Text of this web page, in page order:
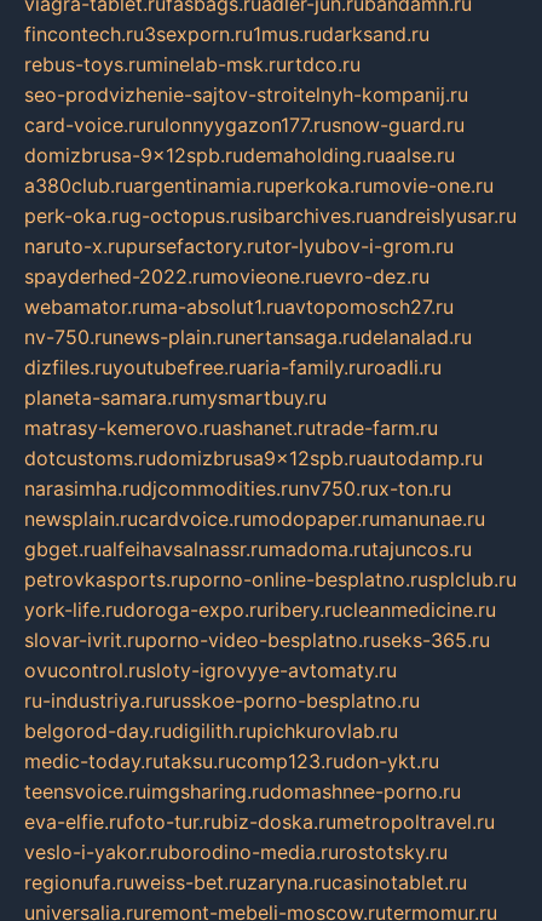
fincontech.ru3sexporn.ru1mus.rudarksand.ru
rebus-toys.ruminelab-msk.rurtdco.ru
seo-prodvizhenie-sajtov-stroitelnyh-kompanij.ru
card-voice.rurulonnyygazon177.rusnow-guard.ru
domizbrusa-9x12spb.rudemaholding.ruaalse.ru
a380club.ruargentinamia.ruperkoka.rumovie-one.ru
perk-oka.rug-octopus.rusibarchives.ruandreislyusar.ru
naruto-x.rupursefactory.rutor-lyubov-i-grom.ru
spayderhed-2022.rumovieone.ruevro-dez.ru
webamator.ruma-absolut1.ruavtopomosch27.ru
nv-750.runews-plain.runertansaga.rudelanalad.ru
dizfiles.ruyoutubefree.ruaria-family.ruroadli.ru
planeta-samara.rumysmartbuy.ru
matrasy-kemerovo.ruashanet.rutrade-farm.ru
dotcustoms.rudomizbrusa9x12spb.ruautodamp.ru
narasimha.rudjcommodities.runv750.rux-ton.ru
newsplain.rucardvoice.rumodopaper.rumanunae.ru
gbget.rualfeihavsalnassr.rumadoma.rutajuncos.ru
petrovkasports.ruporno-online-besplatno.rusplclub.ru
york-life.rudoroga-expo.ruribery.rucleanmedicine.ru
slovar-ivrit.ruporno-video-besplatno.ruseks-365.ru
ovucontrol.rusloty-igrovyye-avtomaty.ru
ru-industriya.rurusskoe-porno-besplatno.ru
belgorod-day.rudigilith.rupichkurovlab.ru
medic-today.rutaksu.rucomp123.rudon-ykt.ru
teensvoice.ruimgsharing.rudomashnee-porno.ru
eva-elfie.rufoto-tur.rubiz-doska.rumetropoltravel.ru
veslo-i-yakor.ruborodino-media.rurostotsky.ru
regionufa.ruweiss-bet.ruzaryna.rucasinotablet.ru
universalia.ruremont-mebeli-moscow.rutermomur.ru